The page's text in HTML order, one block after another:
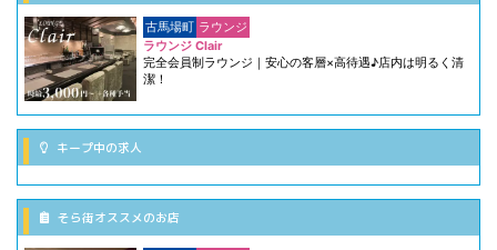
古馬場町 ラウンジ
ラウンジ Clair
完全会員制ラウンジ｜安心の客層×高待遇♪店内は明るく清
潔！
キープ中の求人
そら街オススメのお店